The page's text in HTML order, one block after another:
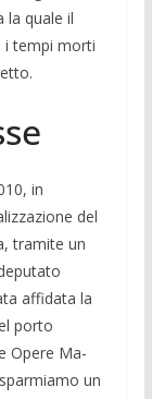
la qua­le il
i tempi morti
in
del
tramite un
affidata la
porto
Opere Ma­
un